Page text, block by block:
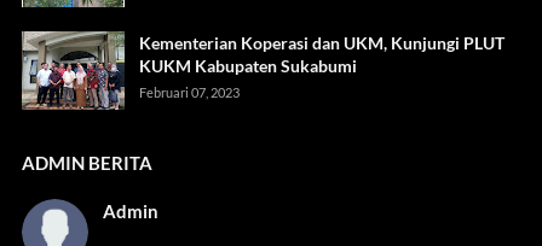
Kementerian Koperasi dan UKM, Kunjungi PLUT
KUKM Kabupaten Sukabumi
Februari 07, 2023
ADMIN BERITA
Admin